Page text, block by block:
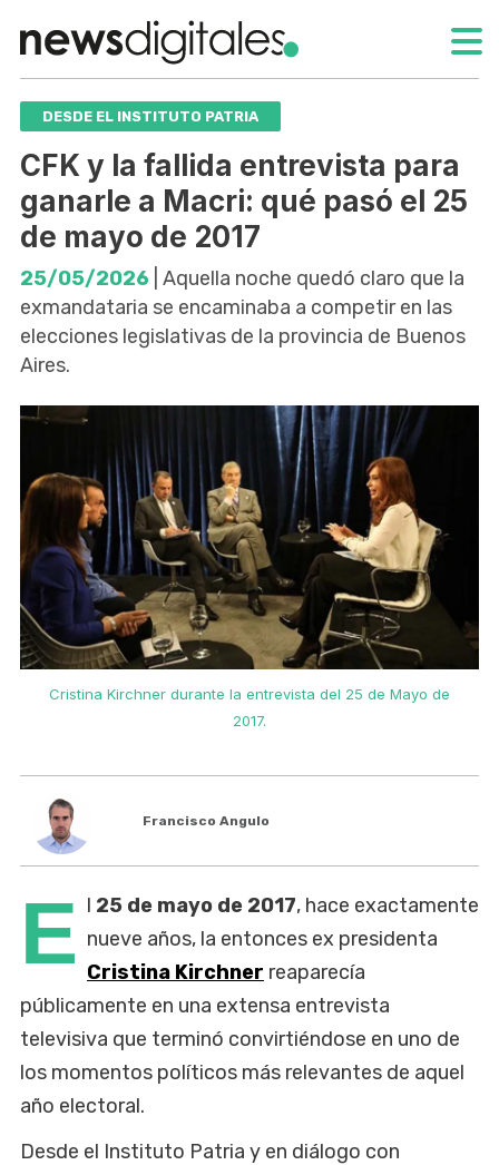
DESDE EL INSTITUTO PATRIA
CFK y la fallida entrevista para
ganarle a Macri: qué pasó el 25
de mayo de 2017
25/05/2026 | Aquella noche quedó claro que la
exmandataria se encaminaba a competir en las
elecciones legislativas de la provincia de Buenos
Aires.
Cristina Kirchner durante la entrevista del 25 de Mayo de
2017.
Francisco Angulo
E l 25 de mayo de 2017, hace exactamente
nueve años, la entonces ex presidenta
Cristina Kirchner reaparecía
públicamente en una extensa entrevista
televisiva que terminó convirtiéndose en uno de
los momentos políticos más relevantes de aquel
año electoral.
Desde el Instituto Patria y en diálogo con